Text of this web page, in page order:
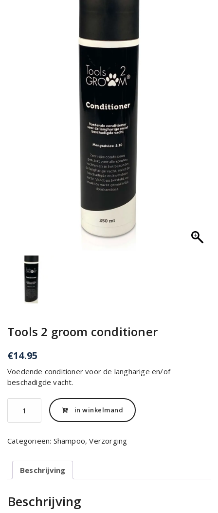
Tools 2 groom conditioner
€14.95
Voedende conditioner voor de langharige en/of
beschadigde vacht.
groom
aantal
in winkelmand
Categorieën: Shampoo,Verzorging
Beschrijving
Beschrijving